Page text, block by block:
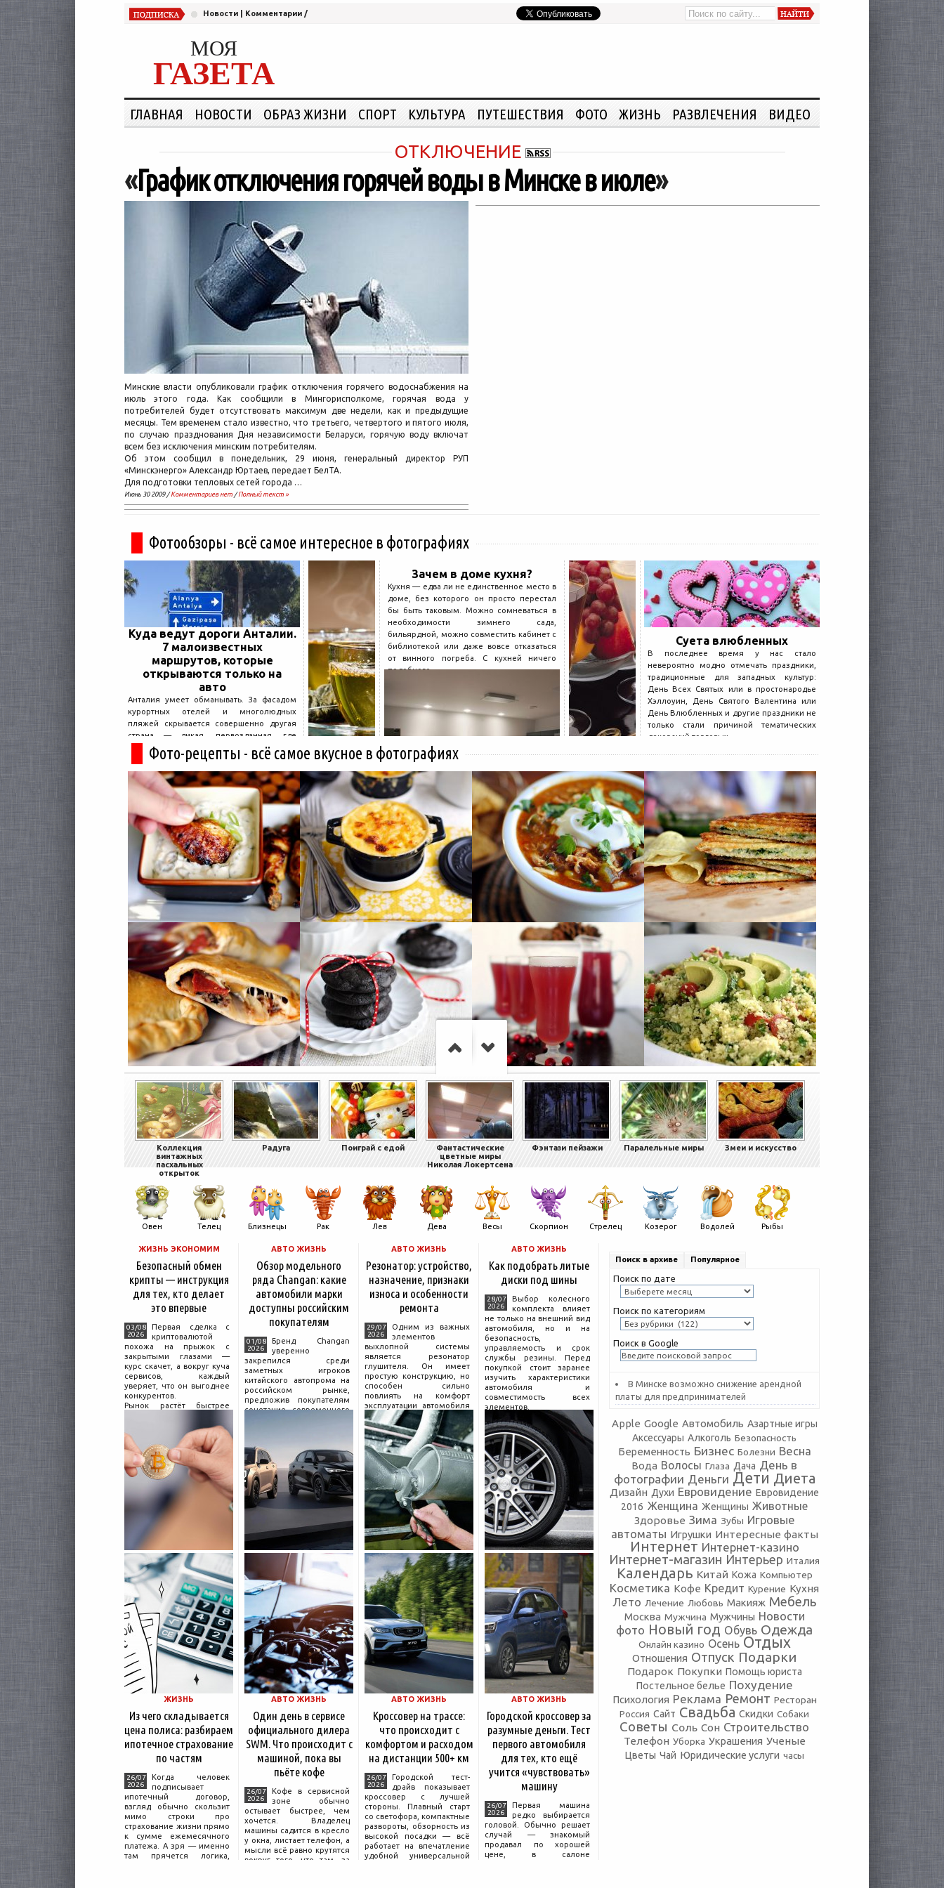
Новости Комментарии /
МОЯ
ГАЗЕТА
ГЛАВНАЯ НОВОСТИ ОБРАЗ ЖИЗНИ СПОРТ КУЛЬТУРА ПУТЕШЕСТВИЯ ФОТО ЖИЗНЬ РАЗВЛЕЧЕНИЯ ВИДЕО
ОТКЛЮЧЕНИЕ
«График отключения горячей воды в Минске в июле»
Минские власти опубликовали график отключения горячего водоснабжения на
июль этого года. Как сообщили в Мингорисполкоме, горячая вода у
потребителей будет отсутствовать максимум две недели, как и предыдущие
месяцы. Тем временем стало известно, что третьего, четвертого и пятого июля,
по случаю празднования Дня независимости Беларуси, горячую воду включат
всем без исключения минским потребителям.
Об этом сообщил в понедельник, 29 июня, генеральный директор РУП
«Минскэнерго» Александр Юртаев, передает БелТА.
Для подготовки тепловых сетей города …
Июнь 30 2009 /Комментариев нет /Полный текст »
Фотообзоры - всё самое интересное в фотографиях
Куда ведут дороги Анталии.
7 малоизвестных
маршрутов, которые
открываются только на
авто
Анталия умеет обманывать. За фасадом
курортных отелей и многолюдных
пляжей скрывается совершенно другая
страна — дикая, первозданная, где
древние руины дремлют в тени кедров, а
горные дороги ведут к местам, о которых
не расскажет ни один автобусный гид....
Зачем в доме кухня?
Кухня — едва ли не единственное место в
доме, без которого он просто перестал
бы быть таковым. Можно сомневаться в
необходимости зимнего сада,
бильярдной, можно совместить кабинет с
библиотекой или даже вовсе отказаться
от винного погреба. С кухней ничего
подобного...
Суета влюбленных
В последнее время у нас стало
невероятно модно отмечать праздники,
традиционные для западных культур:
День Всех Святых или в простонародье
Хэллоуин, День Святого Валентина или
День Влюбленных и другие праздники не
только стали причиной тематических
декораций торговых...
Фото-рецепты - всё самое вкусное в фотографиях
Коллекция
винтажных
пасхальных
открыток
Радуга Поиграй с едой
Фантастические
цветные миры
Николая Локертсена
Фэнтази пейзажи Паралельные миры Змеи и искусство
Овен Телец Близнецы Рак Лев Дева Весы Скорпион Стрелец Козерог Водолей Рыбы
ЖИЗНЬ ЭКОНОМИМ
Безопасный обмен
крипты — инструкция
для тех, кто делает
это впервые
03/08
2026
Первая сделка с
криптовалютой
похожа на прыжок с
закрытыми глазами —
курс скачет, а вокруг куча
сервисов, каждый
уверяет, что он выгоднее
конкурентов.
Рынок растёт быстрее
поведения на нём.
Петербургские
криптообменники,
московские
АВТО ЖИЗНЬ
Обзор модельного
ряда Changan: какие
автомобили марки
доступны российским
покупателям
01/08
2026
Бренд Changan
уверенно
закрепился среди
заметных игроков
китайского автопрома на
российском рынке,
предложив покупателям
сочетание современного
насчитывает несколько
десятилетий
АВТО ЖИЗНЬ
Резонатор: устройство,
назначение, признаки
износа и особенности
ремонта
29/07
2026
Одним из важных
элементов
выхлопной системы
является резонатор
глушителя. Он имеет
простую конструкцию, но
способен сильно
повлиять на комфорт
эксплуатации автомобиля
и правильную работу
выхлопа.
Для чего нужен
резонатор
АВТО ЖИЗНЬ
Как подобрать литые
диски под шины
28/07
2026
Выбор колесного
комплекта влияет
не только на внешний вид
автомобиля, но и на
безопасность,
управляемость и срок
службы резины. Перед
покупкой стоит заранее
изучить характеристики
автомобиля и
совместимость всех
элементов.
ЖИЗНЬ
Из чего складывается
цена полиса: разбираем
ипотечное страхование
по частям
26/07
2026
Когда человек
подписывает
ипотечный договор,
взгляд обычно скользит
мимо строки про
страхование жизни прямо
к сумме ежемесячного
платежа. А зря — именно
там прячется логика,
АВТО ЖИЗНЬ
Один день в сервисе
официального дилера
SWM. Что происходит с
машиной, пока вы
пьёте кофе
26/07
2026
Кофе в сервисной
зоне обычно
остывает быстрее, чем
хочется. Владелец
машины садится в кресло
у окна, листает телефон, а
мысли всё равно крутятся
вокруг того, что там, за
АВТО ЖИЗНЬ
Кроссовер на трассе:
что происходит с
комфортом и расходом
на дистанции 500+ км
26/07
2026
Городской тест-
драйв показывает
кроссовер с лучшей
стороны. Плавный старт
со светофора, компактные
развороты, обзорность из
высокой посадки — всё
работает на впечатление
удобной универсальной
АВТО ЖИЗНЬ
Городской кроссовер за
разумные деньги. Тест
первого автомобиля
для тех, кто ещё
учится «чувствовать»
машину
26/07
2026
Первая машина
редко выбирается
головой. Обычно решает
случай — знакомый
продавал по хорошей
цене, в салоне
Поиск в архиве Популярное
Поиск по дате
Поиск по категориям
Поиск в Google
В Минске возможно снижение арендной
платы для предпринимателей
Apple Google Автомобиль Азартные игры
Аксессуары Алкоголь Безопасность
Беременность Бизнес Болезни Весна
Вода Волосы Глаза Дача День в
фотографии Деньги Дети Диета
Дизайн Духи Евровидение Евровидение
2016 Женщина Женщины Животные
Здоровье Зима Зубы Игровые
автоматы Игрушки Интересные факты
Интернет Интернет-казино
Интернет-магазин Интерьер Италия
Календарь Китай Кожа Компьютер
Косметика Кофе Кредит Курение Кухня
Лето Лечение Любовь Макияж Мебель
Москва Мужчина Мужчины Новости
фото Новый год Обувь Одежда
Онлайн казино Осень Отдых
Отношения Отпуск Подарки
Подарок Покупки Помощь юриста
Постельное белье Похудение
Психология Реклама Ремонт Ресторан
Россия Сайт Свадьба Скидки Собаки
Советы Соль Сон Строительство
Телефон Уборка Украшения Ученые
Цветы Чай Юридические услуги часы